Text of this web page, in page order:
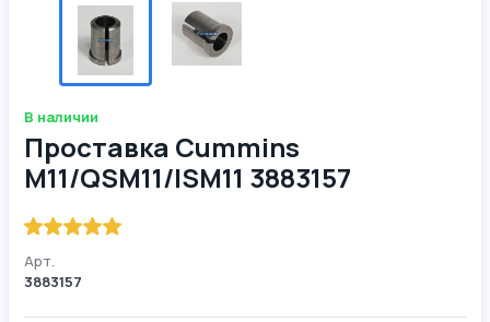
В наличии
Проставка Cummins
М11/QSM11/ISM11 3883157
Арт.
3883157